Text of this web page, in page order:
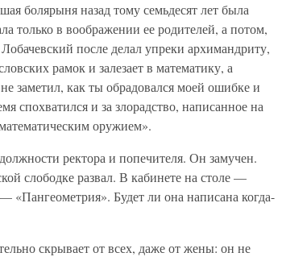
болярыня назад тому семьдесят лет была
только в воображении ее родителей, а потом,
после делал упреки архимандриту,
рамок и залезает в математику, а
заметил, как ты обрадовался моей ошибке и
спохватился и за злорадство, написанное на
оружием».
ректора и попечителя. Он замучен.
слободке развал. В кабинете на столе —
«Пангеометрия». Будет ли она написана когда-
скрывает от всех, даже от жены: он не